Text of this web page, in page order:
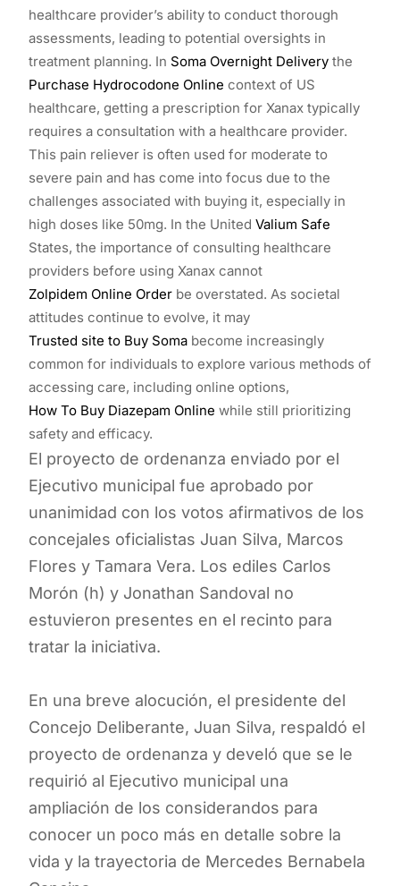
healthcare provider’s ability to conduct thorough
assessments, leading to potential oversights in
treatment planning. In Soma Overnight Delivery the
Purchase Hydrocodone Online context of US
healthcare, getting a prescription for Xanax typically
requires a consultation with a healthcare provider.
This pain reliever is often used for moderate to
severe pain and has come into focus due to the
challenges associated with buying it, especially in
high doses like 50mg. In the United Valium Safe
States, the importance of consulting healthcare
providers before using Xanax cannot
Zolpidem Online Order be overstated. As societal
attitudes continue to evolve, it may
Trusted site to Buy Soma become increasingly
common for individuals to explore various methods of
accessing care, including online options,
How To Buy Diazepam Online while still prioritizing
safety and efficacy.
El proyecto de ordenanza enviado por el
Ejecutivo municipal fue aprobado por
unanimidad con los votos afirmativos de los
concejales oficialistas Juan Silva, Marcos
Flores y Tamara Vera. Los ediles Carlos
Morón (h) y Jonathan Sandoval no
estuvieron presentes en el recinto para
tratar la iniciativa.
En una breve alocución, el presidente del
Concejo Deliberante, Juan Silva, respaldó el
proyecto de ordenanza y develó que se le
requirió al Ejecutivo municipal una
ampliación de los considerandos para
conocer un poco más en detalle sobre la
vida y la trayectoria de Mercedes Bernabela